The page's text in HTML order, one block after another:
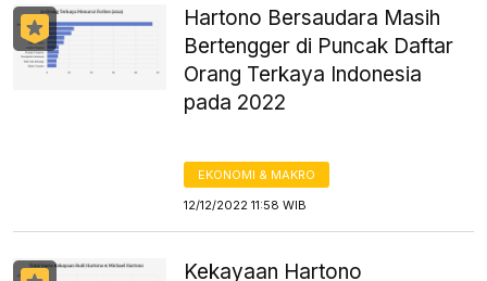
Hartono Bersaudara Masih
Bertengger di Puncak Daftar
Orang Terkaya Indonesia
pada 2022
EKONOMI & MAKRO
12/12/2022 11:58 WIB
Kekayaan Hartono